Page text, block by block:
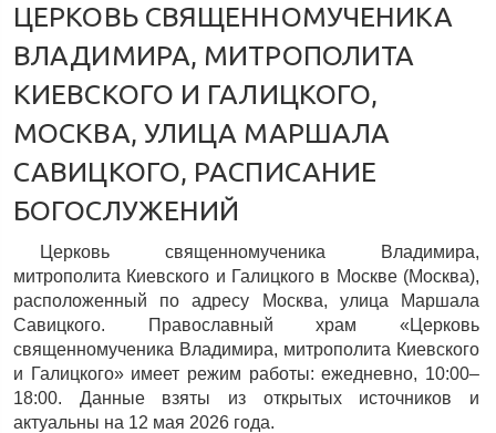
ЦЕРКОВЬ СВЯЩЕННОМУЧЕНИКА
ВЛАДИМИРА, МИТРОПОЛИТА
КИЕВСКОГО И ГАЛИЦКОГО,
МОСКВА, УЛИЦА МАРШАЛА
САВИЦКОГО, РАСПИСАНИЕ
БОГОСЛУЖЕНИЙ
Церковь священномученика Владимира,
митрополита Киевского и Галицкого в Москве (Москва),
расположенный по адресу Москва, улица Маршала
Савицкого. Православный храм «Церковь
священномученика Владимира, митрополита Киевского
и Галицкого» имеет режим работы: ежедневно, 10:00–
18:00. Данные взяты из открытых источников и
актуальны на 12 мая 2026 года.